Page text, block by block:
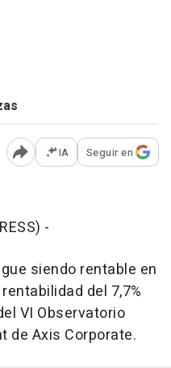
Abrir opciones para
IA Seguir en
-
siendo rentable en
del 7,7%
VI Observatorio
de Axis Corporate.